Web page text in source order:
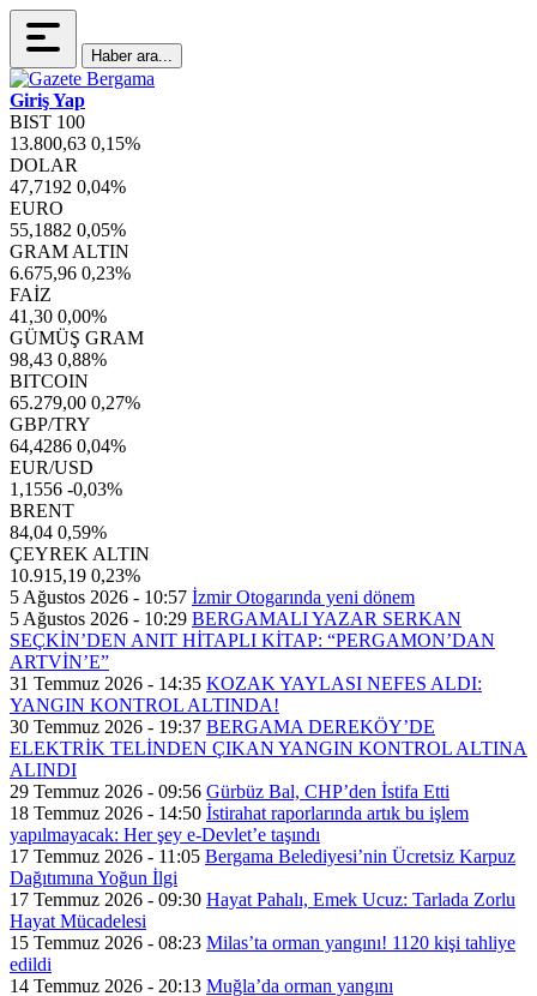
Haber ara...
Giriş Yap
BIST 100
13.800,63 0,15%
DOLAR
47,7192 0,04%
EURO
55,1882 0,05%
GRAM ALTIN
6.675,96 0,23%
FAİZ
41,30 0,00%
GÜMÜŞ GRAM
98,43 0,88%
BITCOIN
65.279,00 0,27%
GBP/TRY
64,4286 0,04%
EUR/USD
1,1556 -0,03%
BRENT
84,04 0,59%
ÇEYREK ALTIN
10.915,19 0,23%
5 Ağustos 2026 - 10:57 İzmir Otogarında yeni dönem
5 Ağustos 2026 - 10:29 BERGAMALI YAZAR SERKAN
SEÇKİN’DEN ANIT HİTAPLI KİTAP: “PERGAMON’DAN
ARTVİN’E”
31 Temmuz 2026 - 14:35 KOZAK YAYLASI NEFES ALDI:
YANGIN KONTROL ALTINDA!
30 Temmuz 2026 - 19:37 BERGAMA DEREKÖY’DE
ELEKTRİK TELİNDEN ÇIKAN YANGIN KONTROL ALTINA
ALINDI
29 Temmuz 2026 - 09:56 Gürbüz Bal, CHP’den İstifa Etti
18 Temmuz 2026 - 14:50 İstirahat raporlarında artık bu işlem
yapılmayacak: Her şey e-Devlet’e taşındı
17 Temmuz 2026 - 11:05 Bergama Belediyesi’nin Ücretsiz Karpuz
Dağıtımına Yoğun İlgi
17 Temmuz 2026 - 09:30 Hayat Pahalı, Emek Ucuz: Tarlada Zorlu
Hayat Mücadelesi
15 Temmuz 2026 - 08:23 Milas’ta orman yangını! 1120 kişi tahliye
edildi
14 Temmuz 2026 - 20:13 Muğla’da orman yangını